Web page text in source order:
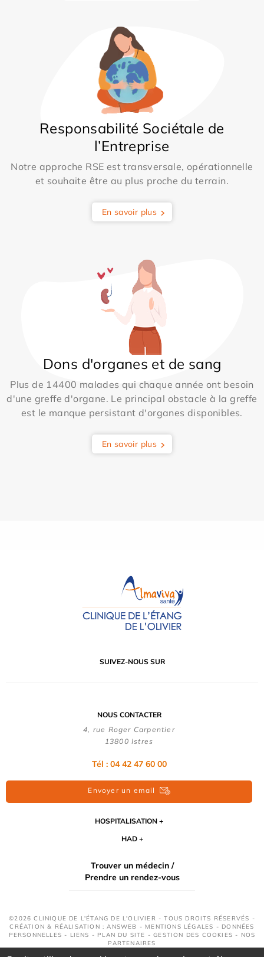
Responsabilité Sociétale de
l’Entreprise
Notre approche RSE est transversale, opérationnelle
et souhaite être au plus proche du terrain.
En savoir plus
Dons d'organes et de sang
Plus de 14400 malades qui chaque année ont besoin
d'une greffe d'organe. Le principal obstacle à la greffe
est le manque persistant d'organes disponibles.
En savoir plus
SUIVEZ-NOUS SUR
NOUS CONTACTER
4, rue Roger Carpentier
13800 Istres
Tél : 04 42 47 60 00
Envoyer un email
HOSPITALISATION
HAD
Trouver un médecin /
Prendre un rendez-vous
©2026 CLINIQUE DE L'ÉTANG DE L'OLIVIER - TOUS DROITS RÉSERVÉS -
CRÉATION & RÉALISATION : ANSWEB - MENTIONS LÉGALES - DONNÉES
PERSONNELLES - LIENS - PLAN DU SITE -GESTION DES COOKIES - NOS
PARTENAIRES